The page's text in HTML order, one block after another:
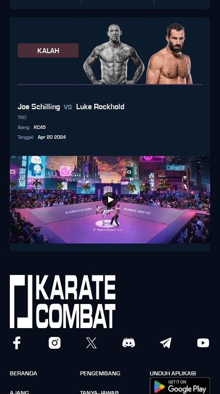
KALAH
Joe Schilling vs Luke Rockhold
TKO
Ajang:
KC45
Tanggal : Apr 20 2024
BERANDA
AJANG
PENGEMBANG
TANYA-JAWAB
UNDUH APLIKASI